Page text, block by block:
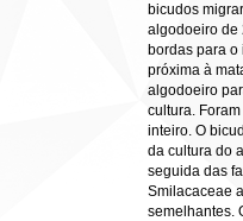
bicudos
algodoeiro de
bordas para
próxima à
algodoeiro
cultura.
inteiro. O
da cultura do
seguida das
Smilacaceae
semelhantes.